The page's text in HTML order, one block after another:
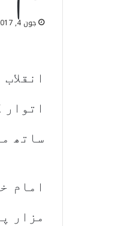
جون 4, 2017
ساتھ
امام
مزار